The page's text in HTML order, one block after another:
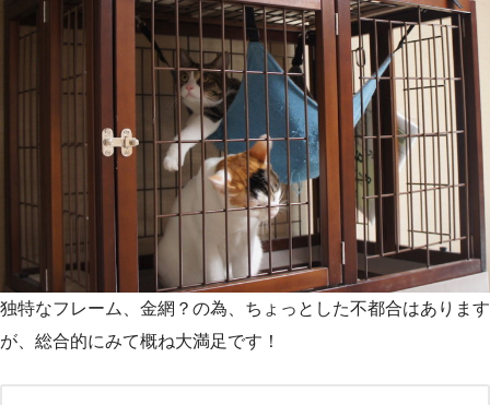
独特なフレーム、金網？の為、ちょっとした不都合はあります
が、総合的にみて概ね大満足です！